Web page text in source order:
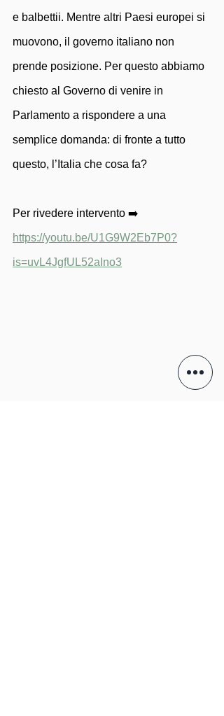
e balbettii. Mentre altri Paesi europei si
muovono, il governo italiano non
prende posizione. Per questo abbiamo
chiesto al Governo di venire in
Parlamento a rispondere a una
semplice domanda: di fronte a tutto
questo, l’Italia che cosa fa?
Per rivedere intervento ➡️
https://youtu.be/U1G9W2Eb7P0?
is=uvL4JgfUL52aIno3